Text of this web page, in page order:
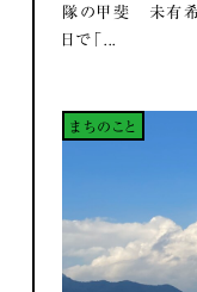
隊の甲斐 未有希
日で「...
まちのこと